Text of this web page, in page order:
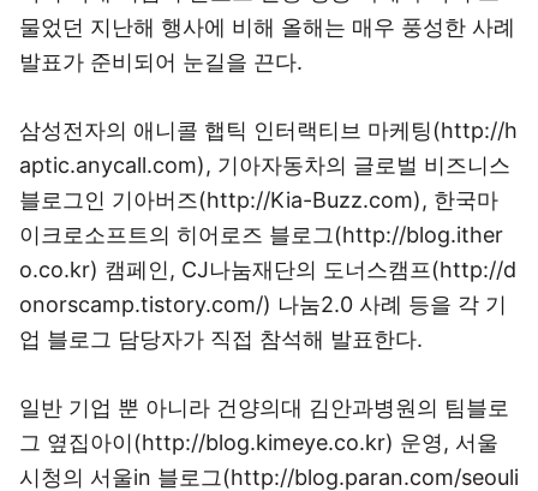
물었던 지난해 행사에 비해 올해는 매우 풍성한 사례
발표가 준비되어 눈길을 끈다.
삼성전자의 애니콜 햅틱 인터랙티브 마케팅(http://h
aptic.anycall.com), 기아자동차의 글로벌 비즈니스
블로그인 기아버즈(http://Kia-Buzz.com), 한국마
이크로소프트의 히어로즈 블로그(http://blog.ither
o.co.kr) 캠페인, CJ나눔재단의 도너스캠프(http://d
onorscamp.tistory.com/) 나눔2.0 사례 등을 각 기
업 블로그 담당자가 직접 참석해 발표한다.
일반 기업 뿐 아니라 건양의대 김안과병원의 팀블로
그 옆집아이(http://blog.kimeye.co.kr) 운영, 서울
시청의 서울in 블로그(http://blog.paran.com/seouli